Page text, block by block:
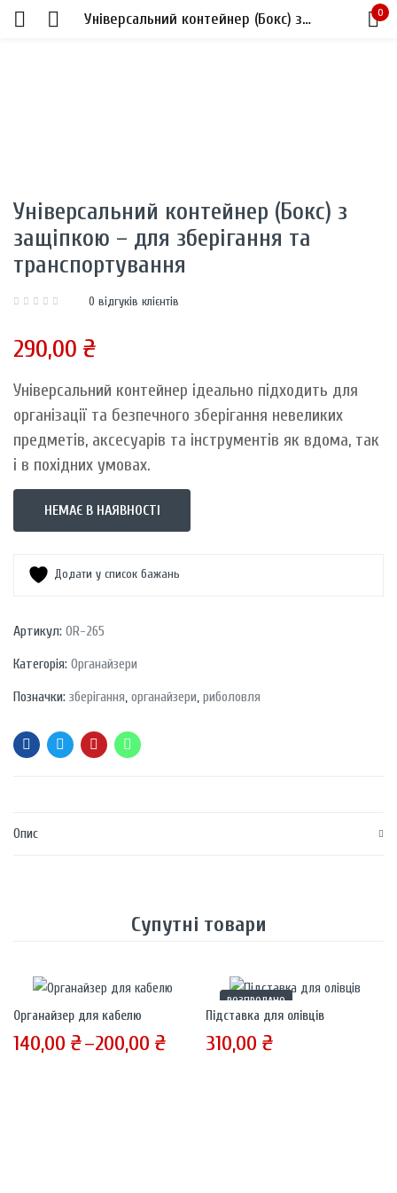
Універсальний контейнер (Бокс) з защіпкою – для зберігання та транспортування 0
Універсальний контейнер (Бокс) з
защіпкою – для зберігання та
транспортування
0 відгуків клієнтів
290,00 ₴
Універсальний контейнер ідеально підходить для
організації та безпечного зберігання невеликих
предметів, аксесуарів та інструментів як вдома, так
і в похідних умовах.
НЕМАЄ В НАЯВНОСТІ
Додати у список бажань
Артикул: OR-265
Категорія: Органайзери
Позначки: зберігання, органайзери, риболовля
Опис
Супутні товари
Органайзер для кабелю
140,00 ₴–200,00 ₴
РОЗПРОДАНО
Підставка для олівців
310,00 ₴
Remember me Lost password?
LOG IN